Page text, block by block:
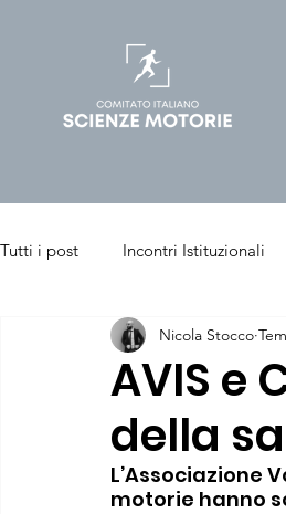
Tutti i post Incontri Istituzionali
Salute & Benessere Sport &
Chinesiologia Clinica
AVIS e
della
Nicola Stocco
L’Associazione
motorie hanno